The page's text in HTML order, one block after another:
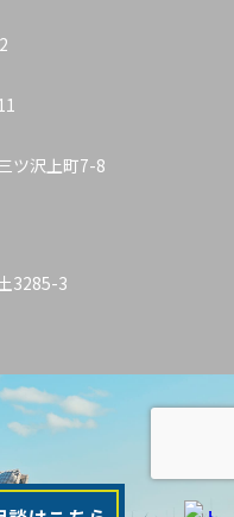
ツ沢上町7-8
3285-3